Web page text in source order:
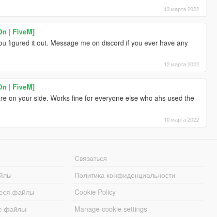
13 марта 2022
| FiveM]
figured it out. Message me on discord if you ever have any
12 марта 2022
| FiveM]
on your side. Works fine for everyone else who ahs used the
10 марта 2022
файлы
файлы
Связаться
Политика конфиденциальности
Cookie Policy
Manage cookie settings